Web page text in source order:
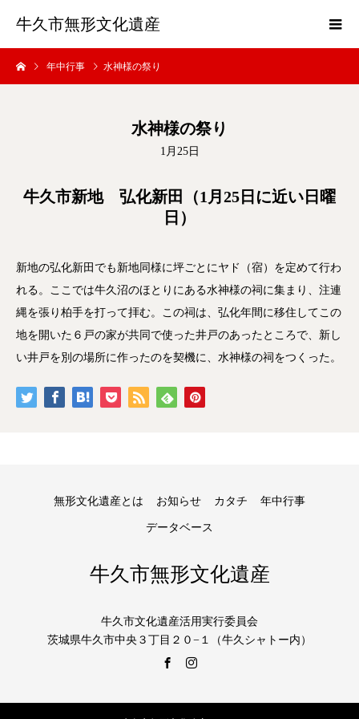
牛久市無形文化遺産
年中行事 水神様の祭り
水神様の祭り
1月25日
牛久市新地 弘化新田（1月25日に近い日曜
日）
新地の弘化新田でも新地同様に坪ごとにヤド（宿）を定めて行わ
れる。ここでは牛久沼のほとりにある水神様の祠に集まり、注連
縄を張り柏手を打って拝む。この祠は、弘化年間に移住してこの
地を開いた６戸の家が共同で使った井戸のあったところで、新し
い井戸を別の場所に作ったのを契機に、水神様の祠をつくった。
無形文化遺産とは お知らせ カタチ 年中行事
データベース
牛久市無形文化遺産
牛久市文化遺産活用実行委員会
茨城県牛久市中央３丁目２０−１（牛久シャトー内）